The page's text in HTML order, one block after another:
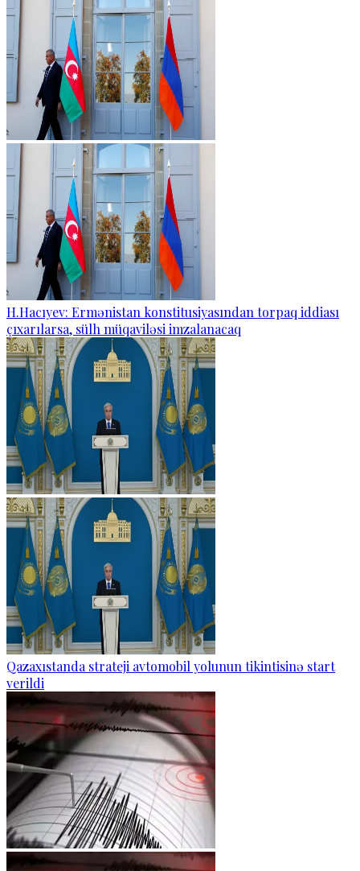
H.Hacıyev: Ermənistan konstitusiyasından torpaq iddiası
çıxarılarsa, sülh müqaviləsi imzalanacaq
Qazaxıstanda strateji avtomobil yolunun tikintisinə start
verildi